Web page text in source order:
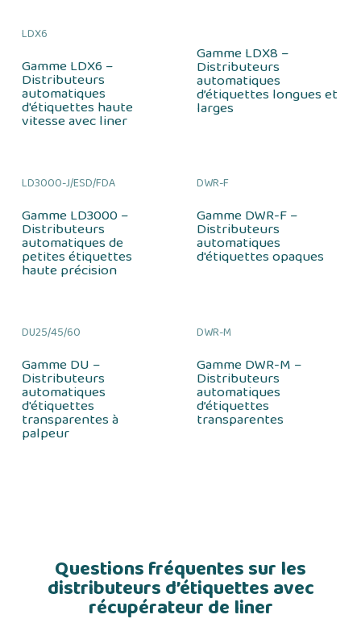
LDX6
Gamme LDX6 –
Distributeurs
automatiques
d'étiquettes haute
vitesse avec liner
Gamme LDX8 –
Distributeurs
automatiques
d’étiquettes longues et
larges
LD3000-J/ESD/FDA
Gamme LD3000 –
Distributeurs
automatiques de
petites étiquettes
haute précision
DWR-F
Gamme DWR-F –
Distributeurs
automatiques
d'étiquettes opaques
DU25/45/60
Gamme DU –
Distributeurs
automatiques
d'étiquettes
transparentes à
palpeur
DWR-M
Gamme DWR-M –
Distributeurs
automatiques
d’étiquettes
transparentes
Questions fréquentes sur les
distributeurs d’étiquettes avec
récupérateur de liner